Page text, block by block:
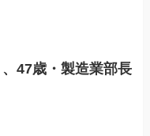
47歳・製造業部長